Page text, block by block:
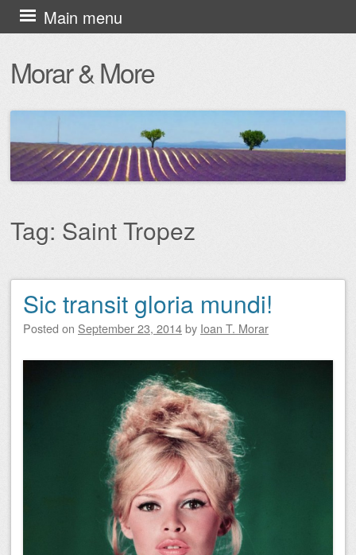
Morar & More
Main menu
Skip
to
content
Tag: Saint Tropez
Post navigation
Sic transit gloria mundi!
Posted on September 23, 2014by Ioan T. Morar